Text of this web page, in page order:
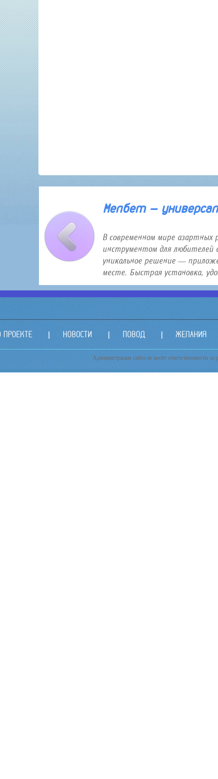
Мелбет —
В современном мире азартных
инструментом для любителей
уникальное решение —
месте. Быстрая установка,
ПРОЕКТЕ НОВОСТИ ПОВОД ЖЕЛАНИЯ
Администрация сайта не несёт ответственности